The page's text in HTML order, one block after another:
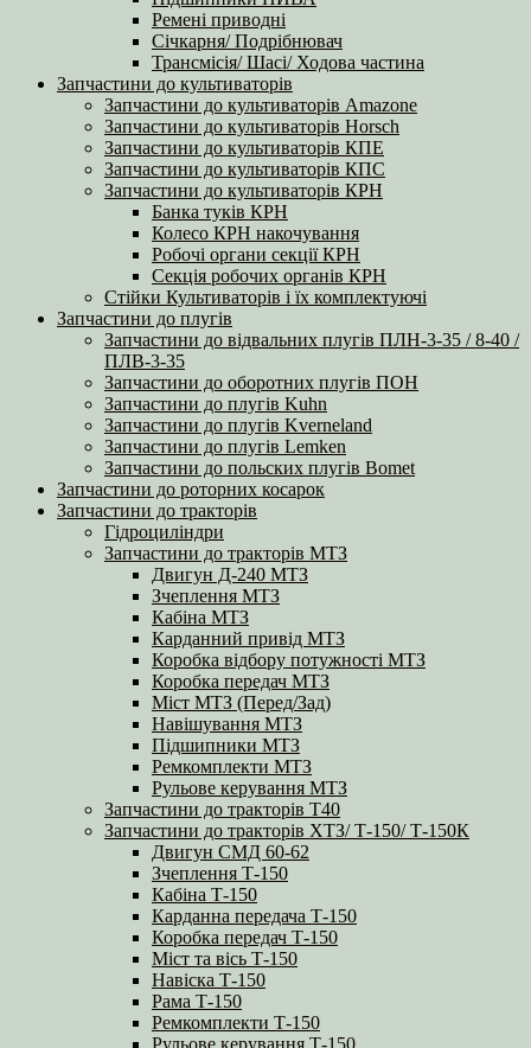
Ремені приводні
Січкарня/ Подрібнювач
Трансмісія/ Шасі/ Ходова частина
Запчастини до культиваторів
Запчастини до культиваторів Amazone
Запчастини до культиваторів Horsch
Запчастини до культиваторів КПЕ
Запчастини до культиваторів КПС
Запчастини до культиваторів КРН
Банка туків КРН
Колесо КРН накочування
Робочі органи секції КРН
Секція робочих органів КРН
Стійки Культиваторів і їх комплектуючі
Запчастини до плугів
Запчастини до відвальних плугів ПЛН-3-35 / 8-40 /
ПЛВ-3-35
Запчастини до оборотних плугів ПОН
Запчастини до плугів Kuhn
Запчастини до плугів Kverneland
Запчастини до плугів Lemken
Запчастини до польских плугів Bomet
Запчастини до роторних косарок
Запчастини до тракторів
Гідроциліндри
Запчастини до тракторів МТЗ
Двигун Д-240 МТЗ
Зчеплення МТЗ
Кабіна МТЗ
Карданний привід МТЗ
Коробка відбору потужності МТЗ
Коробка передач МТЗ
Міст МТЗ (Перед/Зад)
Навішування МТЗ
Підшипники МТЗ
Ремкомплекти МТЗ
Рульове керування МТЗ
Запчастини до тракторів Т40
Запчастини до тракторів ХТЗ/ Т-150/ Т-150К
Двигун СМД 60-62
Зчеплення Т-150
Кабіна Т-150
Карданна передача Т-150
Коробка передач Т-150
Міст та вісь Т-150
Навіска Т-150
Рама Т-150
Ремкомплекти Т-150
Рульове керування Т-150